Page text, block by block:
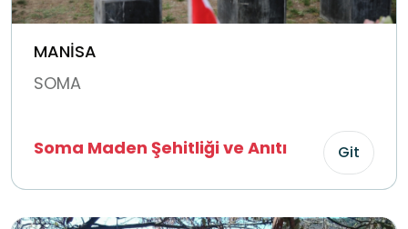
MANİSA
SOMA
Soma Maden Şehitliği ve Anıtı Git